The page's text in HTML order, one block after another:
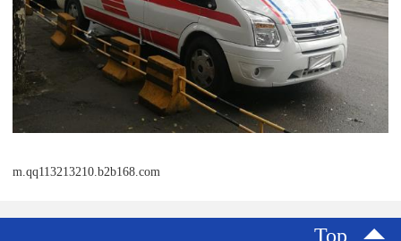
m.qq113213210.b2b168.com
Top